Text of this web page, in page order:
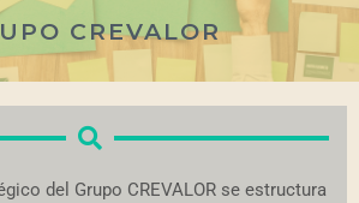
CREVALOR
del Grupo CREVALOR se estructura